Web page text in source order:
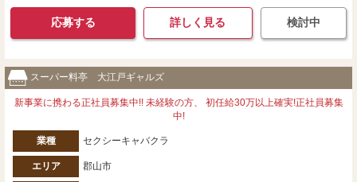
応募する 詳しく見る 検討中
スーパー料亭 大江戸ギャルズ
新事業に携わる正社員募集中!! 未経験の方、 初任給30万以上確実!正社員募集
中!
業種 セクシーキャバクラ
エリア 郡山市